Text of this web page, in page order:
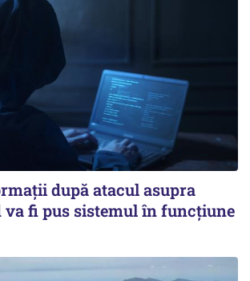
după atacul asupra
va fi pus sistemul în funcțiune